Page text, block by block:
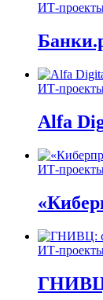
ИТ-
ИТ-
Alfa
ИТ-
ИТ-
ГНИВЦ: